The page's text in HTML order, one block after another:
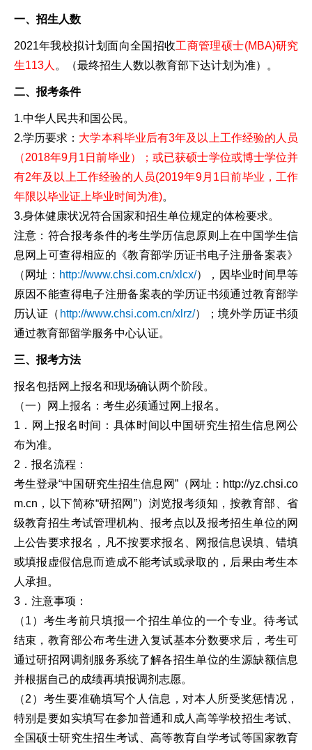
一、招生人数
2021年我校拟计划面向全国招收工商管理硕士(MBA)研究
生113人 。（最终招生人数以教育部下达计划为准）。
二、报考条件
1.中华人民共和国公民。
2.学历要求： 大学本科毕业后有3年及以上工作经验的人员
（2018年9月1日前毕业）；或已获硕士学位或博士学位并
有2年及以上工作经验的人员(2019年9月1日前毕业，工作
年限以毕业证上毕业时间为准)。
3.身体健康状况符合国家和招生单位规定的体检要求。
注意：符合报考条件的考生学历信息原则上在中国学生信
息网上可查得相应的《教育部学历证书电子注册备案表》
（网址： http://www.chsi.com.cn/xlcx/），因毕业时间早等
原因不能查得电子注册备案表的学历证书须通过教育部学
历认证（ http://www.chsi.com.cn/xlrz/）；境外学历证书须
通过教育部留学服务中心认证。
三、报考方法
报名包括网上报名和现场确认两个阶段。
（一）网上报名：考生必须通过网上报名。
1．网上报名时间：具体时间以中国研究生招生信息网公
布为准。
2．报名流程：
考生登录“中国研究生招生信息网”（网址：http://yz.chsi.co
m.cn，以下简称“研招网”）浏览报考须知，按教育部、省
级教育招生考试管理机构、报考点以及报考招生单位的网
上公告要求报名，凡不按要求报名、网报信息误填、错填
或填报虚假信息而造成不能考试或录取的，后果由考生本
人承担。
3．注意事项：
（1）考生考前只填报一个招生单位的一个专业。待考试
结束，教育部公布考生进入复试基本分数要求后，考生可
通过研招网调剂服务系统了解各招生单位的生源缺额信息
并根据自己的成绩再填报调剂志愿。
（2）考生要准确填写个人信息，对本人所受奖惩情况，
特别是要如实填写在参加普通和成人高等学校招生考试、
全国硕士研究生招生考试、高等教育自学考试等国家教育